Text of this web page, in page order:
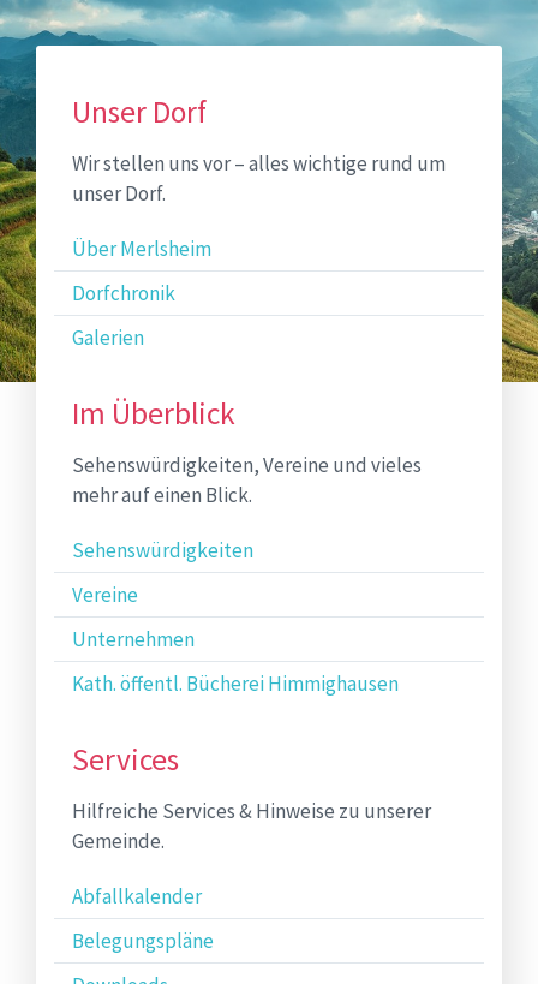
Sitemap
Unser Dorf
Wir stellen uns vor – alles wichtige rund um
unser Dorf.
Über Merlsheim
Dorfchronik
Galerien
Im Überblick
Sehenswürdigkeiten, Vereine und vieles
mehr auf einen Blick.
Sehenswürdigkeiten
Vereine
Unternehmen
Kath. öffentl. Bücherei Himmighausen
Services
Hilfreiche Services & Hinweise zu unserer
Gemeinde.
Abfallkalender
Belegungspläne